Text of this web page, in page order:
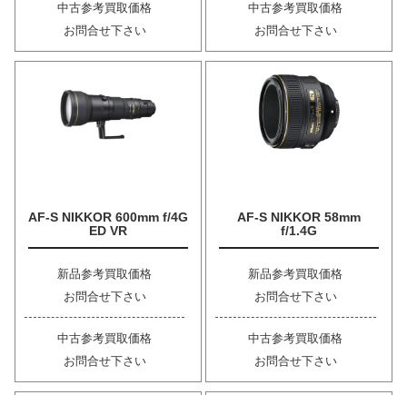
中古参考買取価格
お問合せ下さい
中古参考買取価格
お問合せ下さい
AF-S NIKKOR 600mm f/4G
ED VR
新品参考買取価格
お問合せ下さい
中古参考買取価格
お問合せ下さい
AF-S NIKKOR 58mm
f/1.4G
新品参考買取価格
お問合せ下さい
中古参考買取価格
お問合せ下さい